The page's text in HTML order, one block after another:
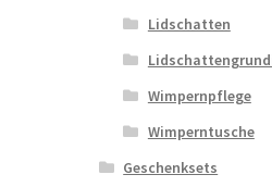
Lidschatten
Wimpernpflege
Wimperntusche
Geschenksets